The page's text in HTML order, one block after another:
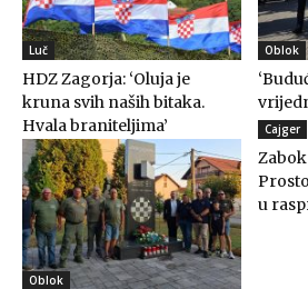
Luč
HDZ Zagorja: ‘Oluja je
kruna svih naših bitaka.
Hvala braniteljima’
Oblok
Oblok
Cajger
u